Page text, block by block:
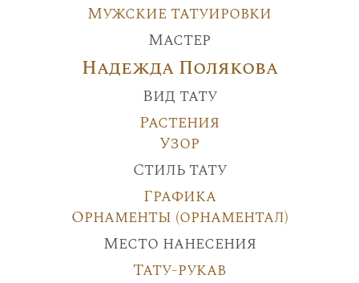
Мужские татуировки
Мастер
Надежда Полякова
Вид тату
Растения
Узор
Стиль тату
Графика
Орнаменты (орнаментал)
Место нанесения
Тату-рукав